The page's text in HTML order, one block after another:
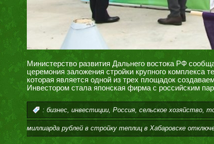
Министерство развития Дальнего востока РФ
церемония заложения стройки крупного комплекса
которая является одной из трех площадок
Инвестором стала японская фирма с российским
: бизнес, инвестиции, Россия, сельское хозяйство,
миллиарда рублей в стройку теплиц в Хабаровске